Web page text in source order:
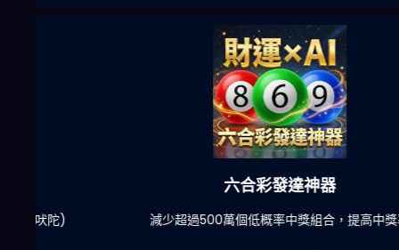
六合彩發達神器
減少超過500萬個低概率中獎組合，提高中獎率